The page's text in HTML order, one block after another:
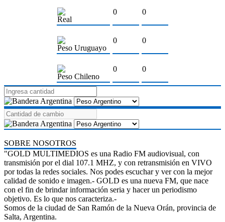
Real
0 0
Peso Uruguayo
0 0
Peso Chileno
0 0
SOBRE NOSOTROS
"GOLD MULTIMEDIOS es una Radio FM audiovisual, con
transmisión por el dial 107.1 MHZ, y con retransmisión en VIVO
por todas la redes sociales. Nos podes escuchar y ver con la mejor
calidad de sonido e imagen.- GOLD es una nueva FM, que nace
con el fin de brindar información seria y hacer un periodismo
objetivo. Es lo que nos caracteriza.-
Somos de la ciudad de San Ramón de la Nueva Orán, provincia de
Salta, Argentina.